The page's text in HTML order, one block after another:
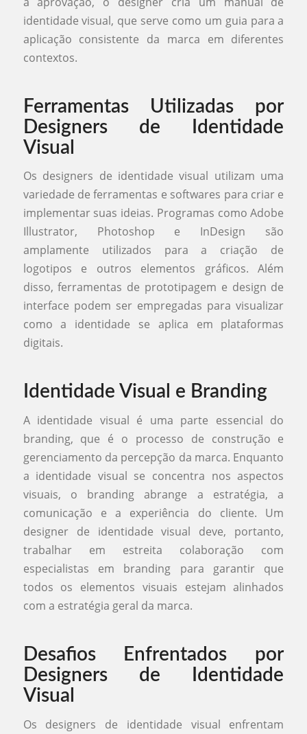
identidade visual, que serve como um guia para a
aplicação consistente da marca em diferentes
contextos.
Ferramentas Utilizadas por
Designers de Identidade
Visual
Os designers de identidade visual utilizam uma
variedade de ferramentas e softwares para criar e
implementar suas ideias. Programas como Adobe
Illustrator, Photoshop e InDesign são
amplamente utilizados para a criação de
logotipos e outros elementos gráficos. Além
disso, ferramentas de prototipagem e design de
interface podem ser empregadas para visualizar
como a identidade se aplica em plataformas
digitais.
Identidade Visual e Branding
A identidade visual é uma parte essencial do
branding, que é o processo de construção e
gerenciamento da percepção da marca. Enquanto
a identidade visual se concentra nos aspectos
visuais, o branding abrange a estratégia, a
comunicação e a experiência do cliente. Um
designer de identidade visual deve, portanto,
trabalhar em estreita colaboração com
especialistas em branding para garantir que
todos os elementos visuais estejam alinhados
com a estratégia geral da marca.
Desafios Enfrentados por
Designers de Identidade
Visual
Os designers de identidade visual enfrentam